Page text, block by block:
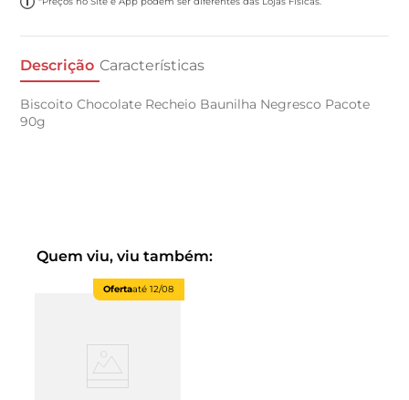
Descrição Características
Biscoito Chocolate Recheio Baunilha Negresco Pacote
90g
Quem viu, viu também:
Ofertaaté12/08